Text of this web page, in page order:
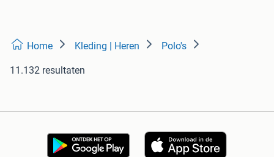
Home Kleding | Heren Polo's
11.132 resultaten